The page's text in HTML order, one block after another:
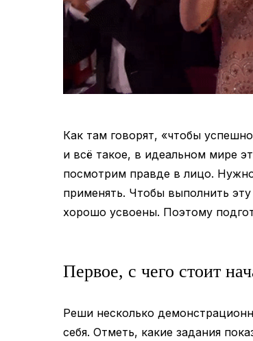
Как там говорят, «чтобы
и всё такое, в идеальном мире
посмотрим правде в лицо.
применять. Чтобы выполнить
хорошо усвоены. Поэтому
Первое, с чего стоит
Реши несколько
себя. Отметь, какие задания